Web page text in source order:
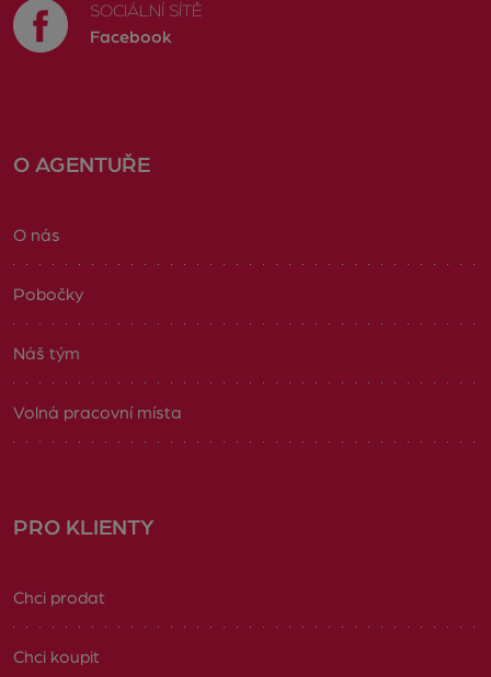
SOCIÁLNÍ SÍTĚ
Facebook
O AGENTUŘE
O nás
Pobočky
Náš tým
Volná pracovní místa
PRO KLIENTY
Chci prodat
Chci koupit